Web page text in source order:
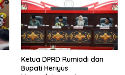
Ketua DPRD Rumiadi dan
Bupati Heriyus